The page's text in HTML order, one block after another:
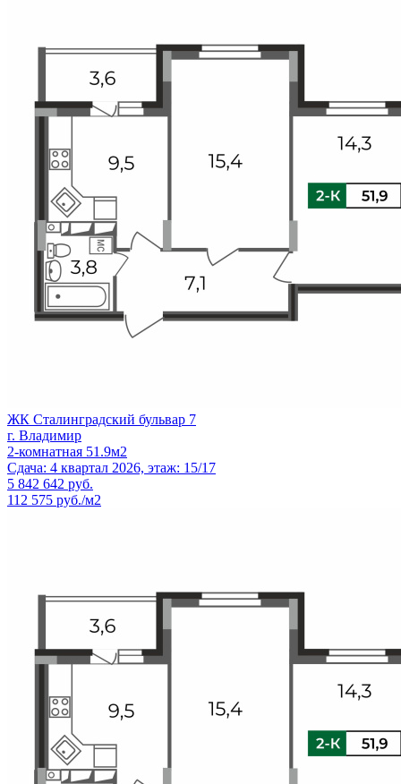
ЖК Сталинградский бульвар 7
г. Владимир
2-комнатная 51.9м2
Сдача: 4 квартал 2026, этаж: 15/17
5 842 642 руб.
112 575 руб./м2